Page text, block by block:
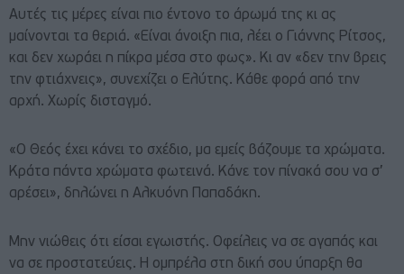
Αυτές τις μέρες είναι πιο έντονο το άρωμά της κι ας
μαίνονται τα θεριά. «Είναι άνοιξη πια, λέει ο Γιάννης Ρίτσος,
και δεν χωράει η πίκρα μέσα στο φως». Κι αν «δεν την βρεις
την φτιάχνεις», συνεχίζει ο Ελύτης. Κάθε φορά από την
αρχή. Χωρίς δισταγμό.
«Ο Θεός έχει κάνει το σχέδιο, μα εμείς βάζουμε τα χρώματα.
Κράτα πάντα χρώματα φωτεινά. Κάνε τον πίνακά σου να σ’
αρέσει», δηλώνει η Αλκυόνη Παπαδάκη.
Μην νιώθεις ότι είσαι εγωιστής. Οφείλεις να σε αγαπάς και
να σε προστατεύεις. Η ομπρέλα στη δική σου ύπαρξη θα